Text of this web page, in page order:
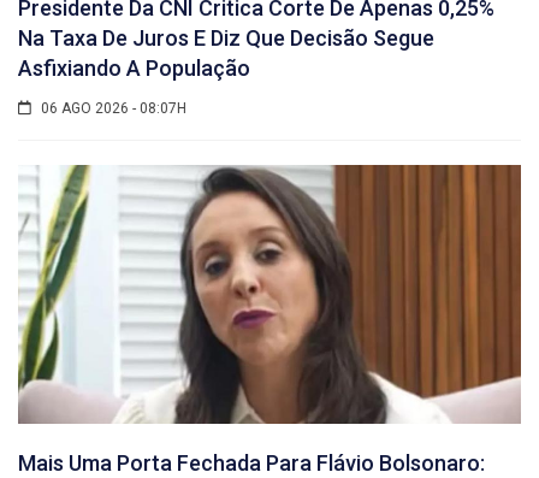
Presidente Da CNI Critica Corte De Apenas 0,25%
Na Taxa De Juros E Diz Que Decisão Segue
Asfixiando A População
06 AGO 2026 - 08:07H
Mais Uma Porta Fechada Para Flávio Bolsonaro: